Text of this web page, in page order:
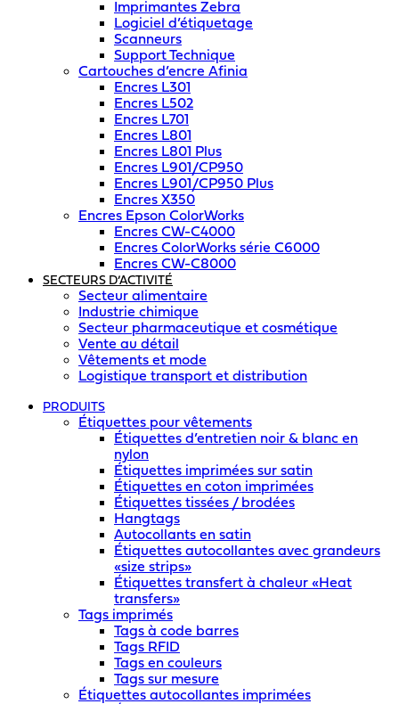
Imprimantes Zebra
Logiciel d’étiquetage
Scanneurs
Support Technique
Cartouches d’encre Afinia
Encres L301
Encres L502
Encres L701
Encres L801
Encres L801 Plus
Encres L901/CP950
Encres L901/CP950 Plus
Encres X350
Encres Epson ColorWorks
Encres CW-C4000
Encres ColorWorks série C6000
Encres CW-C8000
SECTEURS D’ACTIVITÉ
Secteur alimentaire
Industrie chimique
Secteur pharmaceutique et cosmétique
Vente au détail
Vêtements et mode
Logistique transport et distribution
PRODUITS
Étiquettes pour vêtements
Étiquettes d’entretien noir & blanc en
nylon
Étiquettes imprimées sur satin
Étiquettes en coton imprimées
Étiquettes tissées / brodées
Hangtags
Autocollants en satin
Étiquettes autocollantes avec grandeurs
«size strips»
Étiquettes transfert à chaleur «Heat
transfers»
Tags imprimés
Tags à code barres
Tags RFID
Tags en couleurs
Tags sur mesure
Étiquettes autocollantes imprimées